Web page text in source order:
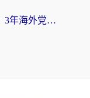
北美回国无缝访问国内资源：3年海外党亲测的加速器选择指南